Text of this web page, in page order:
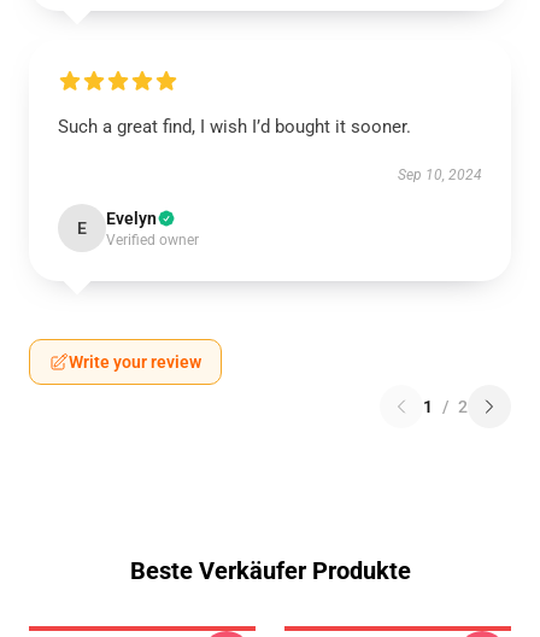
Such a great find, I wish I’d bought it sooner.
Sep 10, 2024
E Evelyn
Verified owner
Write your review
1 / 2
Beste Verkäufer Produkte